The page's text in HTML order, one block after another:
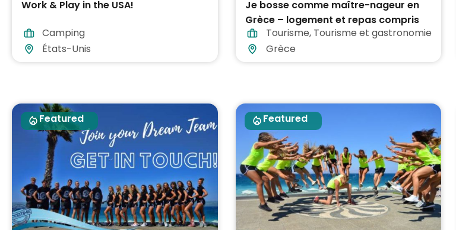
Work & Play in the USA!
Camping
États-Unis
Je bosse comme maître-nageur en
Grèce – logement et repas compris
Tourisme, Tourisme et gastronomie
Grèce
Featured Featured